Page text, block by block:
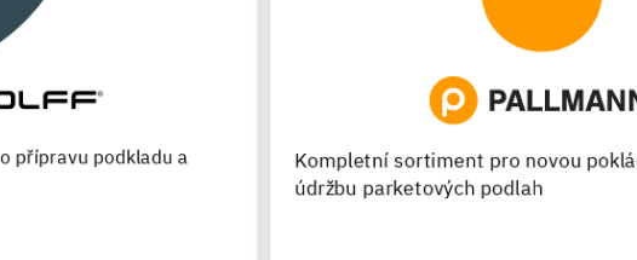
Kompletní sortiment pro novou pokládku, renovaci a
údržbu parketových podlah